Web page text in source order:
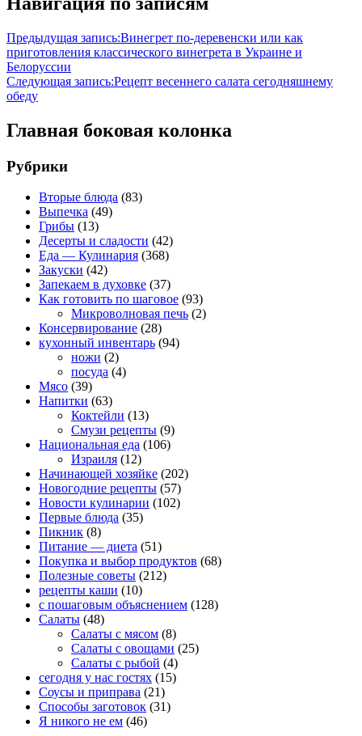
Предыдущая запись:Винегрет по-деревенски или как
приготовления классического винегрета в Украине и
Белоруссии
Следующая запись:Рецепт весеннего салата сегодняшнему
обеду
Главная боковая колонка
Рубрики
Вторые блюда (83)
Выпечка (49)
Грибы (13)
Десерты и сладости (42)
Еда — Кулинария (368)
Закуски (42)
Запекаем в духовке (37)
Как готовить по шаговое (93)
Микроволновая печь (2)
Консервирование (28)
кухонный инвентарь (94)
ножи (2)
посуда (4)
Мясо (39)
Напитки (63)
Коктейли (13)
Смузи рецепты (9)
Национальная еда (106)
Израиля (12)
Начинающей хозяйке (202)
Новогодние рецепты (57)
Новости кулинарии (102)
Первые блюда (35)
Пикник (8)
Питание — диета (51)
Покупка и выбор продуктов (68)
Полезные советы (212)
рецепты каши (10)
с пошаговым объяснением (128)
Салаты (48)
Салаты с мясом (8)
Салаты с овощами (25)
Салаты с рыбой (4)
сегодня у нас гостях (15)
Соусы и приправа (21)
Способы заготовок (31)
Я никого не ем (46)